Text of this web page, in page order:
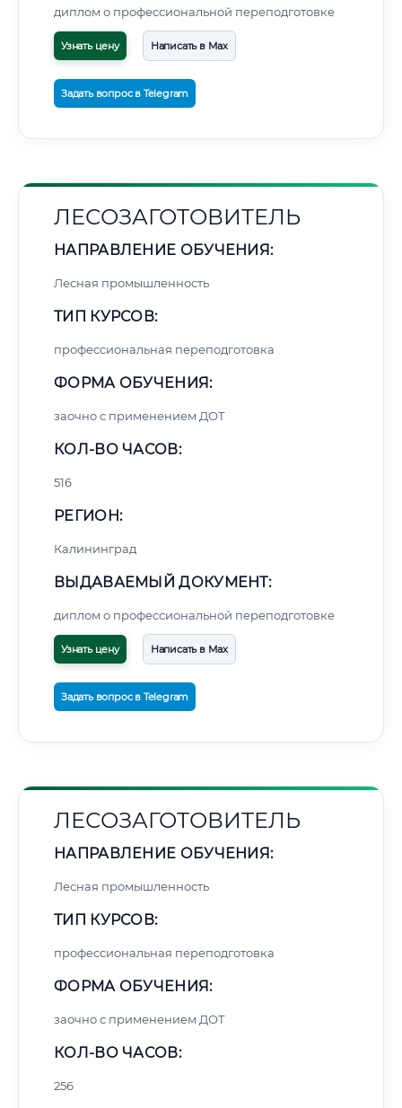
диплом о профессиональной переподготовке
Узнать цену Написать в Max
Задать вопрос в Telegram
ЛЕСОЗАГОТОВИТЕЛЬ
НАПРАВЛЕНИЕ ОБУЧЕНИЯ:
Лесная промышленность
ТИП КУРСОВ:
профессиональная переподготовка
ФОРМА ОБУЧЕНИЯ:
заочно с применением ДОТ
КОЛ-ВО ЧАСОВ:
516
РЕГИОН:
Калининград
ВЫДАВАЕМЫЙ ДОКУМЕНТ:
диплом о профессиональной переподготовке
Узнать цену Написать в Max
Задать вопрос в Telegram
ЛЕСОЗАГОТОВИТЕЛЬ
НАПРАВЛЕНИЕ ОБУЧЕНИЯ:
Лесная промышленность
ТИП КУРСОВ:
профессиональная переподготовка
ФОРМА ОБУЧЕНИЯ:
заочно с применением ДОТ
КОЛ-ВО ЧАСОВ:
256